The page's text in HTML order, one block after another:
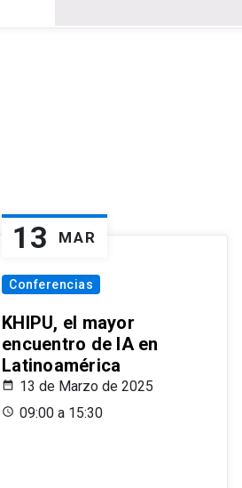
13 MAR
Conferencias
KHIPU, el mayor
encuentro de IA en
Latinoamérica
13 de Marzo de 2025
09:00 a 15:30